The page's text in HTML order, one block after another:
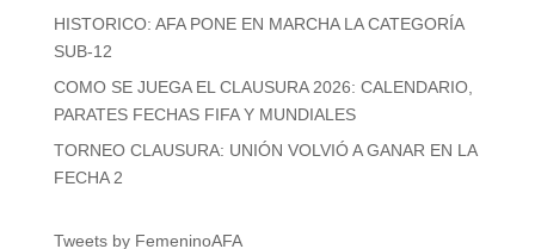
HISTORICO: AFA PONE EN MARCHA LA CATEGORÍA
SUB-12
COMO SE JUEGA EL CLAUSURA 2026: CALENDARIO,
PARATES FECHAS FIFA Y MUNDIALES
TORNEO CLAUSURA: UNIÓN VOLVIÓ A GANAR EN LA
FECHA 2
Tweets by FemeninoAFA